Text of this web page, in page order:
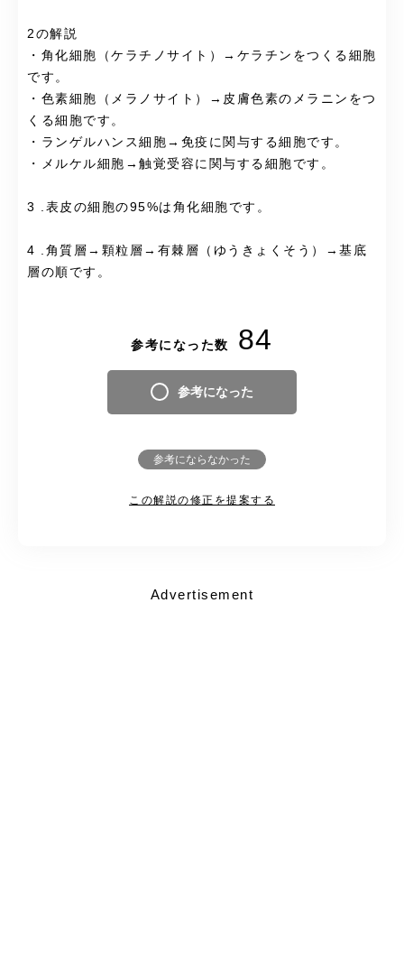
2の解説
・角化細胞（ケラチノサイト）→ケラチンをつくる細胞
です。
・色素細胞（メラノサイト）→皮膚色素のメラニンをつ
くる細胞です。
・ランゲルハンス細胞→免疫に関与する細胞です。
・メルケル細胞→触覚受容に関与する細胞です。
3 .表皮の細胞の95%は角化細胞です。
4 .角質層→顆粒層→有棘層（ゆうきょくそう）→基底
層の順です。
参考になった数 84
参考になった
参考にならなかった
この解説の修正を提案する
Advertisement